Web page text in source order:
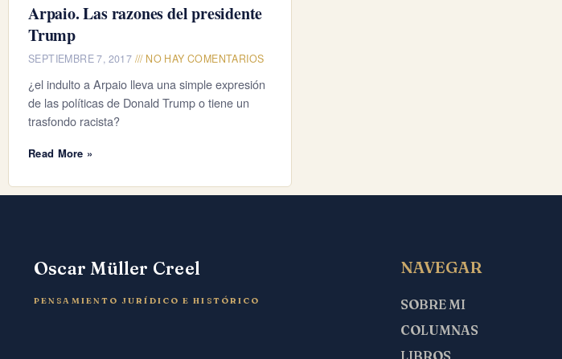
Arpaio. Las razones del presidente
Trump
SEPTIEMBRE 7, 2017 NO HAY COMENTARIOS
¿el indulto a Arpaio lleva una simple expresión
de las políticas de Donald Trump o tiene un
trasfondo racista?
Read More »
Oscar Müller Creel
PENSAMIENTO JURÍDICO E HISTÓRICO
NAVEGAR
SOBRE MI
COLUMNAS
LIBROS